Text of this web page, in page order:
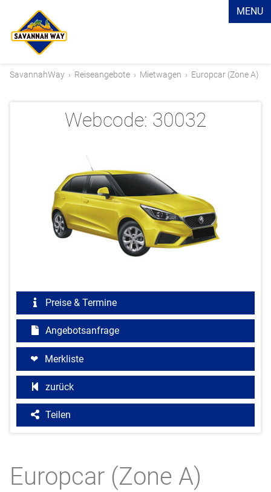
MENU
SavannahWay › Reiseangebote › Mietwagen › Europcar (Zone A)
Webcode: 30032
Preise & Termine
Angebotsanfrage
Merkliste
zurück
Teilen
Europcar (Zone A)